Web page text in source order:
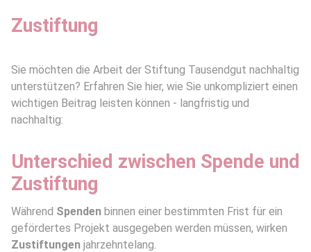
Zustiftung
Sie möchten die Arbeit der Stiftung Tausendgut nachhaltig
unterstützen? Erfahren Sie hier, wie Sie unkompliziert einen
wichtigen Beitrag leisten können - langfristig und
nachhaltig:
Unterschied zwischen Spende und
Zustiftung
Während Spenden binnen einer bestimmten Frist für ein
gefördertes Projekt ausgegeben werden müssen, wirken
Zustiftungen jahrzehntelang.